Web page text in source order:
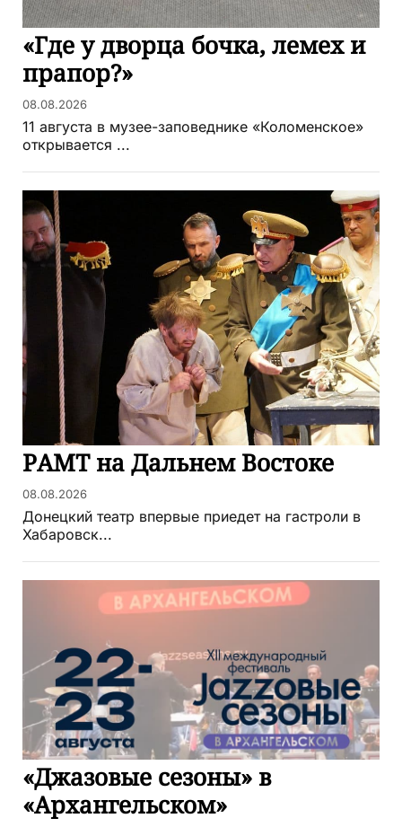
«Где у дворца бочка, лемех и
прапор?»
08.08.2026
11 августа в музее-заповеднике «Коломенское»
открывается ...
РАМТ на Дальнем Востоке
08.08.2026
Донецкий театр впервые приедет на гастроли в
Хабаровск...
«Джазовые сезоны» в
«Архангельском»